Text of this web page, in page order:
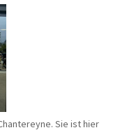
Sie ist hier